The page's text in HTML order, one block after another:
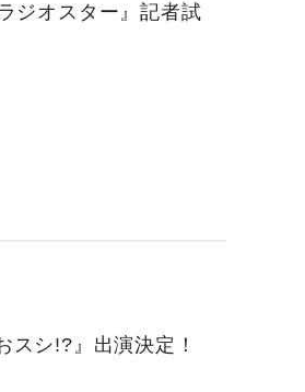
ジオスター』記者試
シ!?』出演決定！